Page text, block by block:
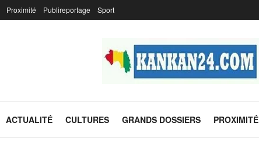
Proximité Publireportage Sport
ACTUALITÉ CULTURES GRANDS DOSSIERS PROXIMITÉ